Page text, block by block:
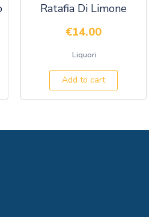
Ratafia Di Limone
€14.00
Liquori
Add to cart